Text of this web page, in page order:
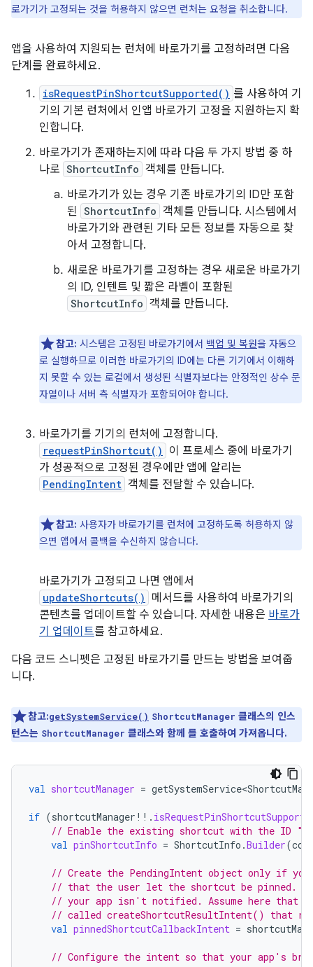
로가기가 고정되는 것을 허용하지 않으면 런처는 요청을 취소합니다.
앱을 사용하여 지원되는 런처에 바로가기를 고정하려면 다음
단계를 완료하세요.
isRequestPinShortcutSupported() 를 사용하여 기
기의 기본 런처에서 인앱 바로가기 고정을 지원하는지 확
인합니다.
바로가기가 존재하는지에 따라 다음 두 가지 방법 중 하
나로 ShortcutInfo 객체를 만듭니다.
바로가기가 있는 경우 기존 바로가기의 ID만 포함
된 ShortcutInfo 객체를 만듭니다. 시스템에서
바로가기와 관련된 기타 모든 정보를 자동으로 찾
아서 고정합니다.
새로운 바로가기를 고정하는 경우 새로운 바로가기
의 ID, 인텐트 및 짧은 라벨이 포함된
ShortcutInfo 객체를 만듭니다.
참고: 시스템은 고정된 바로가기에서 백업 및 복원을 자동으
로 실행하므로 이러한 바로가기의 ID에는 다른 기기에서 이해하
지 못할 수 있는 로컬에서 생성된 식별자보다는 안정적인 상수 문
자열이나 서버 측 식별자가 포함되어야 합니다.
바로가기를 기기의 런처에 고정합니다.
requestPinShortcut()
이 프로세스 중에 바로가기
가 성공적으로 고정된 경우에만 앱에 알리는
PendingIntent 객체를 전달할 수 있습니다.
참고: 사용자가 바로가기를 런처에 고정하도록 허용하지 않
으면 앱에서 콜백을 수신하지 않습니다.
바로가기가 고정되고 나면 앱에서
updateShortcuts()
메서드를 사용하여 바로가기의
콘텐츠를 업데이트할 수 있습니다. 자세한 내용은 바로가
기 업데이트를 참고하세요.
다음 코드 스니펫은 고정된 바로가기를 만드는 방법을 보여줍
니다.
참고:getSystemService() ShortcutManager 클래스의 인스
턴스는 ShortcutManager 클래스와 함께 를 호출하여 가져옵니다.
val shortcutManager =
if (shortcutManager !! .
// Enable the existing shortcut with the ID
val pinShortcutInfo = ShortcutInfo .Builder(
// Create the PendingIntent object only if
// that the user let the shortcut be pinned.
// your app isn't notified. Assume here that
// called createShortcutResultIntent() that
val pinnedShortcutCallbackIntent =
// Configure the intent so that your app's